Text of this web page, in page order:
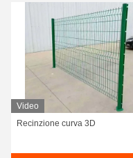
Video
Recinzione curva 3D